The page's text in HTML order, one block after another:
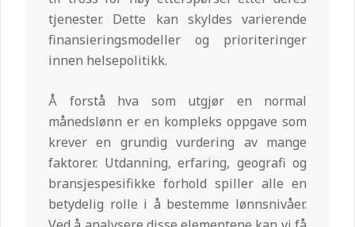
tjenester. Dette kan skyldes varierende
finansieringsmodeller og prioriteringer
innen helsepolitikk.
Å forstå hva som utgjør en normal
månedslønn er en kompleks oppgave som
krever en grundig vurdering av mange
faktorer. Utdanning, erfaring, geografi og
bransjespesifikke forhold spiller alle en
betydelig rolle i å bestemme lønnsnivåer.